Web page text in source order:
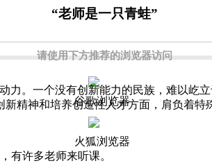
请使用下方推荐的浏览器访问
谷歌浏览器
火狐浏览器
“老师是一只青蛙”
。一个没有创新能力的民族，难以屹
精神和培养创造性人才方面，肩负着特
许多老师来听课。